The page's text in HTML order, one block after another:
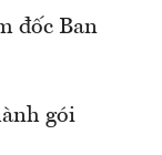
đốc Ban
gói